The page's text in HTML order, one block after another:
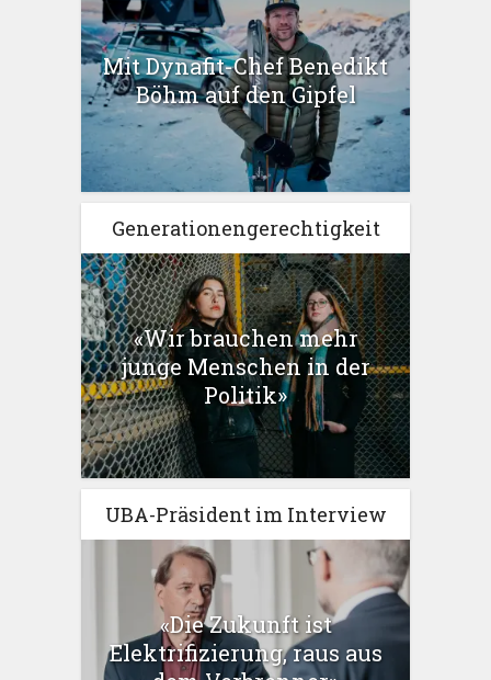
Mit Dynafit-Chef Benedikt
Böhm auf den Gipfel
Generationengerechtigkeit
«Wir brauchen mehr
junge Menschen in der
Politik»
UBA-Präsident im Interview
«Die Zukunft ist
Elektrifizierung, raus aus